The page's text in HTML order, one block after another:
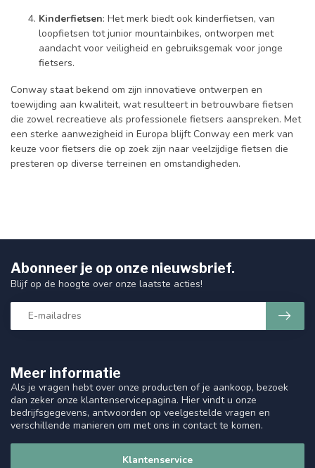
Kinderfietsen: Het merk biedt ook kinderfietsen, van
loopfietsen tot junior mountainbikes, ontworpen met
aandacht voor veiligheid en gebruiksgemak voor jonge
fietsers.
Conway staat bekend om zijn innovatieve ontwerpen en
toewijding aan kwaliteit, wat resulteert in betrouwbare fietsen
die zowel recreatieve als professionele fietsers aanspreken. Met
een sterke aanwezigheid in Europa blijft Conway een merk van
keuze voor fietsers die op zoek zijn naar veelzijdige fietsen die
presteren op diverse terreinen en omstandigheden.
Meer informatie
Als je vragen hebt over onze producten of je aankoop, bezoek
dan zeker onze klantenservicepagina. Hier vindt u onze
bedrijfsgegevens, antwoorden op veelgestelde vragen en
verschillende manieren om met ons in contact te komen.
Klantenservice
Abonneer je op onze nieuwsbrief.
Blijf op de hoogte over onze laatste acties!